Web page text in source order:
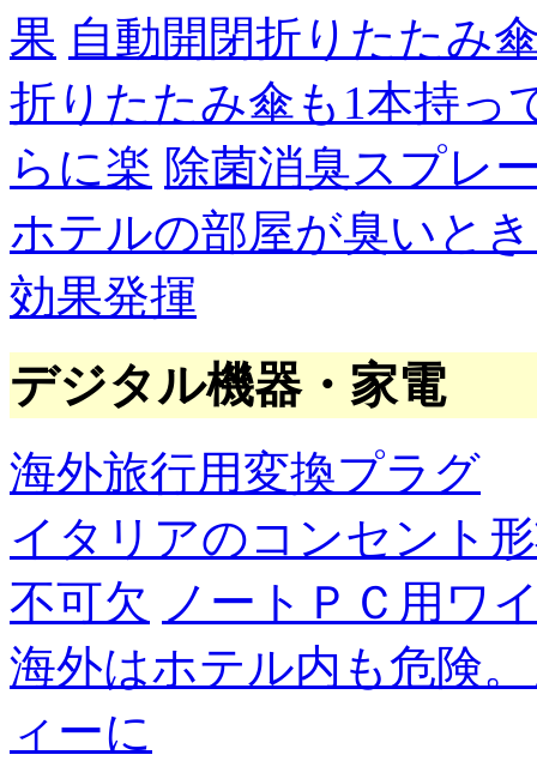
果 自動開閉折りたたみ
折りたたみ傘も1本持っ
らに楽 除菌消臭スプレ
ホテルの部屋が臭いと
効果発揮
デジタル機器・家電
海外旅行用変換プラグ
イタリアのコンセント
不可欠 ノートＰＣ用ワ
海外はホテル内も危険
ィーに